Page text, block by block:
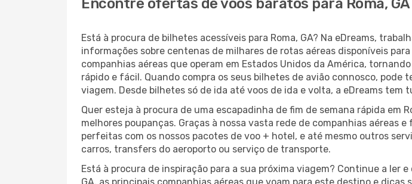
Encontre ofertas de voos baratos para Roma, GA
Está à procura de bilhetes acessíveis para Roma, GA? Na eDreams,
informações sobre centenas de milhares de rotas aéreas disponíveis
companhias aéreas que operam em Estados Unidos da América,
rápido e fácil. Quando compra os seus bilhetes de avião connosco,
viagem. Desde bilhetes só de ida até voos de ida e volta, a eDreams tem
Quer esteja à procura de uma escapadinha de fim de semana rápida em
melhores poupanças. Graças à nossa vasta rede de companhias
perfeitas com os nossos pacotes de voo + hotel, e até mesmo outros
carros, transfers do aeroporto ou serviço de transporte.
Está à procura de inspiração para a sua próxima viagem? Continue a ler